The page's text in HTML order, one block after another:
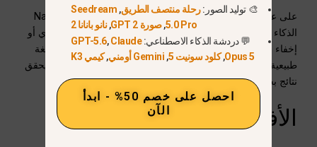
على عكس برامج تحرير الصور التقليدية، يستخدم Nano Banana
الذكاء الاصطناعي لتبسيط المهام المعقدة. لا حاجة للاختيار اليدوي أو
إخفاء الطبقات — ما عليك سوى وصف التغييرات التي تريدها بلغة
طبيعية، وسيتولى الذكاء الاصطناعي الباقي. وهذا يوفر الوقت ويحقق
نتائج بجودة احترافية.
الأفكار النهائية
🎨 توليد الصور:رحلة منتصف الطريق,
Seedream
5.0 Pro
,صورة GPT 2 ,نانو بانانا 2
💬 دردشة الذكاء الاصطناعي:
GPT-5.6,Claude
Opus 5
,كلود سونيت 5 , Gemini أومني ,كيمي K3
احصل على خصم 50% - ابدأ
الآن